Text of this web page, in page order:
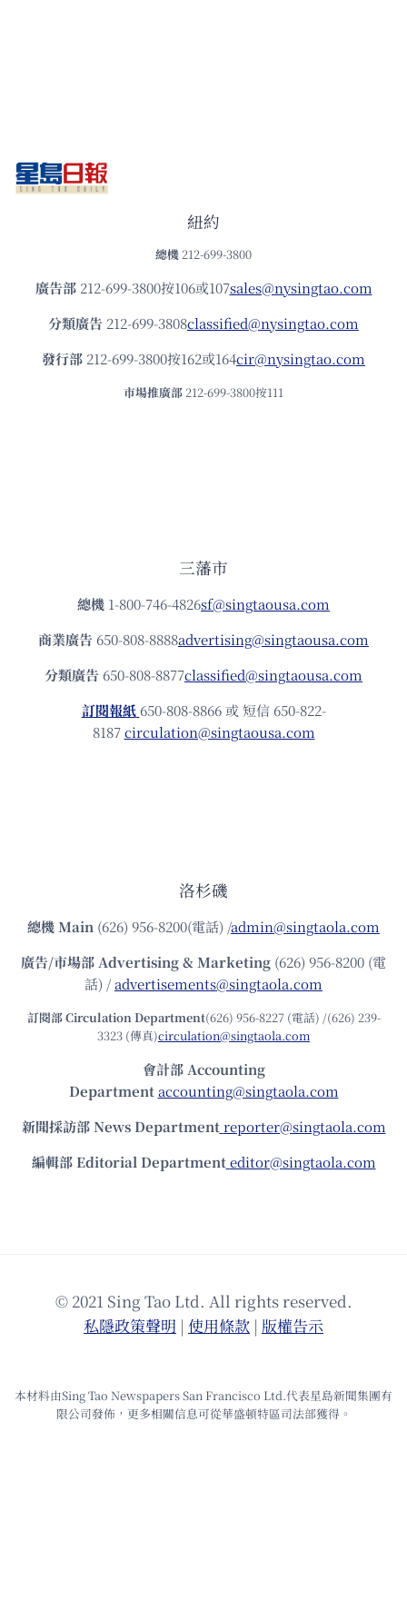
紐約
總機 212-699-3800
廣告部212-699-3800按106或107sales@nysingtao.com
分類廣告 212-699-3808classified@nysingtao.com
發⾏部 212-699-3800按162或164cir@nysingtao.com
市場推廣部 212-699-3800按111
三藩市
總機 1-800-746-4826sf@singtaousa.com
商業廣告 650-808-8888advertising@singtaousa.com
分類廣告 650-808-8877classified@singtaousa.com
訂閱報紙 650-808-8866 或 短信 650-822-
8187circulation@singtaousa.com
洛杉磯
總機Main (626) 956-8200(電話) /admin@singtaola.com
廣告/市場部Advertising & Marketing (626) 956-8200 (電
話) /advertisements@singtaola.com
訂閱部 Circulation Department(626) 956-8227 (電話) /(626) 239-
3323 (傳真)circulation@singtaola.com
會計部 Accounting
Department accounting@singtaola.com
新聞採訪部 News Department reporter@singtaola.com
編輯部 Editorial Department editor@singtaola.com
© 2021 Sing Tao Ltd. All rights reserved.
私隱政策聲明 | 使⽤條款 | 版權告⽰
本材料由Sing Tao Newspapers San Francisco Ltd.代表星島新聞集團有
限公司發佈，更多相關信息可從華盛頓特區司法部獲得。